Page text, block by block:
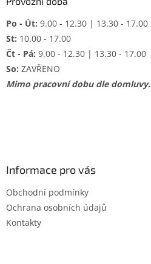
Po - Út: 9.00 - 12.30 | 13.30 - 17.00
St: 10.00 - 17.00
Čt - Pá: 9.00 - 12.30 | 13.30 - 17.00
So: ZAVŘENO
Mimo pracovní dobu dle domluvy.
Informace pro vás
Obchodní podmínky
Ochrana osobních údajů
Kontakty